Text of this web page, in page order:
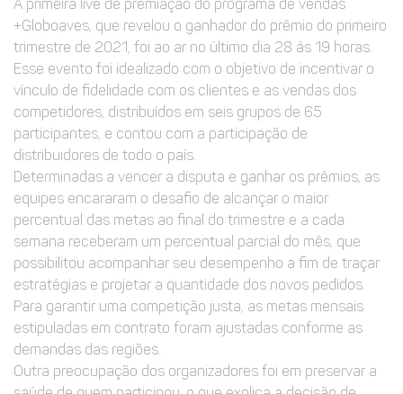
A primeira live de premiação do programa de vendas
+Globoaves, que revelou o ganhador do prêmio do primeiro
trimestre de 2021, foi ao ar no último dia 28 às 19 horas.
Esse evento foi idealizado com o objetivo de incentivar o
vínculo de fidelidade com os clientes e as vendas dos
competidores, distribuídos em seis grupos de 65
participantes, e contou com a participação de
distribuidores de todo o país.
Determinadas a vencer a disputa e ganhar os prêmios, as
equipes encararam o desafio de alcançar o maior
percentual das metas ao final do trimestre e a cada
semana receberam um percentual parcial do mês, que
possibilitou acompanhar seu desempenho a fim de traçar
estratégias e projetar a quantidade dos novos pedidos.
Para garantir uma competição justa, as metas mensais
estipuladas em contrato foram ajustadas conforme as
demandas das regiões.
Outra preocupação dos organizadores foi em preservar a